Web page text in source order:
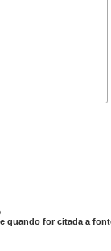
quando for citada a